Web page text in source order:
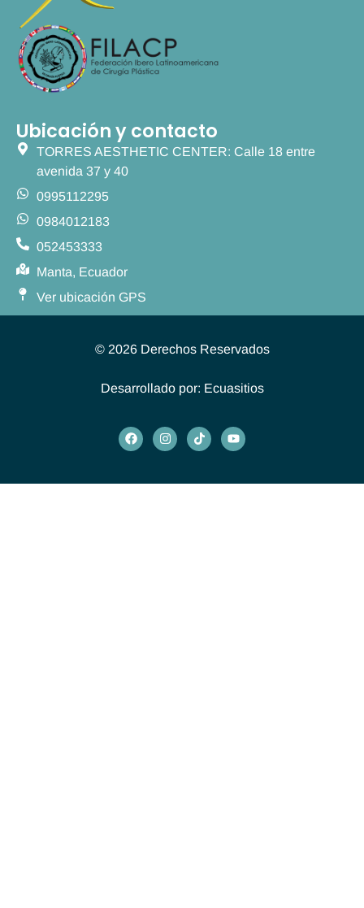
Ubicación y contacto
TORRES AESTHETIC CENTER: Calle 18 entre
avenida 37 y 40
0995112295
0984012183
052453333
Manta, Ecuador
Ver ubicación GPS
© 2026 Derechos Reservados
Desarrollado por: Ecuasitios